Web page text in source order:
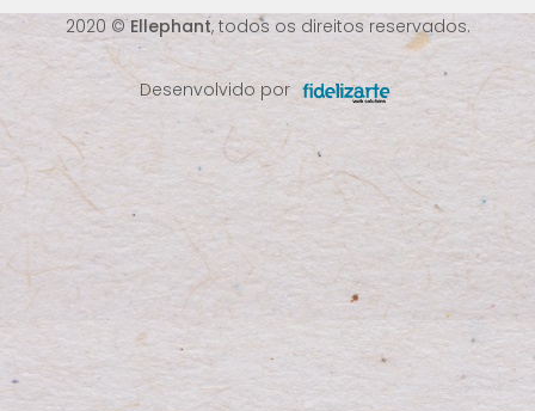
2020 ©Ellephant, todos os direitos reservados.
Desenvolvido por